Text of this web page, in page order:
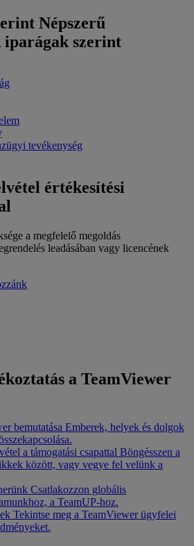
Népszerű
iparágak szerint
tevékenység
értékesítési
a megfelelő megoldás
leadásában vagy licencének
a TeamViewer
bemutatása Emberek, helyek és dolgok
a támogatási csapattal Böngésszen a
között, vagy vegye fel velünk a
Csatlakozzon globális
a TeamUP-hoz.
Tekintse meg a TeamViewer ügyfelei